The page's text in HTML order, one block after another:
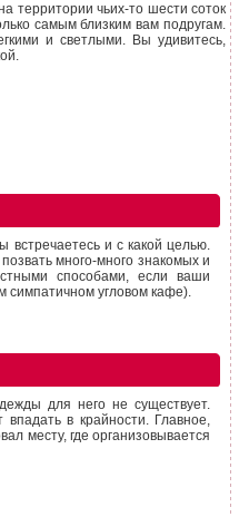
территории чьих-то шести соток
самым близким вам подругам.
и светлыми. Вы удивитесь,
встречаетесь и с какой целью.
много-много знакомых и
способами, если ваши
симпатичном угловом кафе).
для него не существует.
в крайности. Главное,
месту, где организовывается